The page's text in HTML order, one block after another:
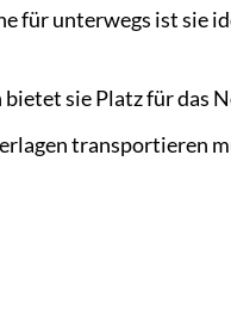
für unterwegs ist sie
sie Platz für das
transportieren